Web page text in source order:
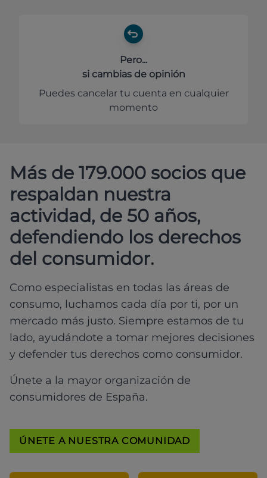
Pero...
si cambias de opinión
Puedes cancelar tu cuenta en cualquier
momento
Más de 179.000 socios que
respaldan nuestra
actividad, de 50 años,
defendiendo los derechos
del consumidor.
Como especialistas en todas las áreas de
consumo, luchamos cada día por ti, por un
mercado más justo. Siempre estamos de tu
lado, ayudándote a tomar mejores decisiones
y defender tus derechos como consumidor.
Únete a la mayor organización de
consumidores de España.
ÚNETE A NUESTRA COMUNIDAD